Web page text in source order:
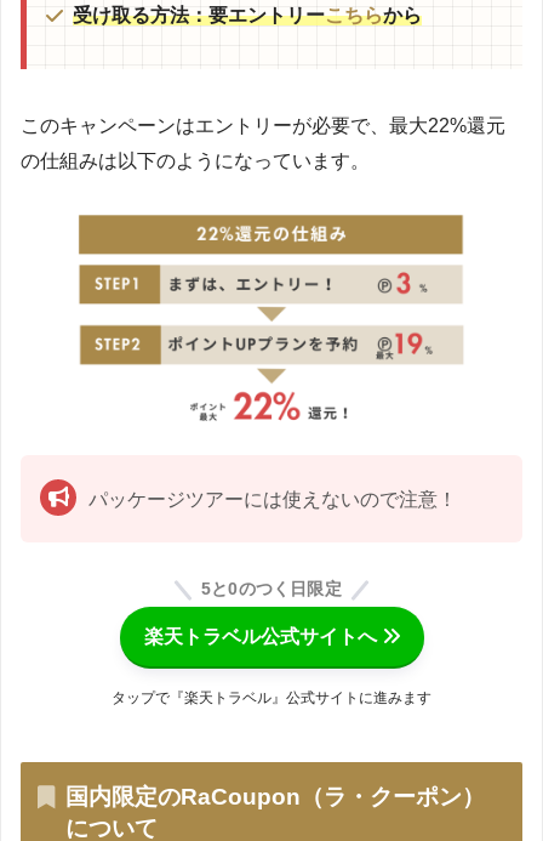
受け取る方法：要エントリーこちらから
このキャンペーンはエントリーが必要で、最大22%還元
の仕組みは以下のようになっています。
パッケージツアーには使えないので注意！
5と0のつく日限定
楽天トラベル公式サイトへ
タップで『楽天トラベル』公式サイトに進みます
国内限定のRaCoupon（ラ・クーポン）
について